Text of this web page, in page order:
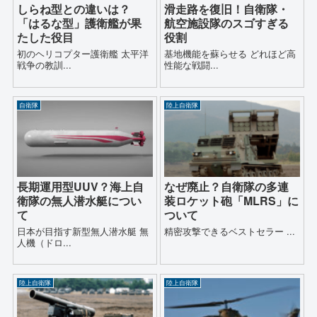
しらね型との違いは？
「はるな型」護衛艦が果
たした役目
初のヘリコプター護衛艦 太平洋
戦争の教訓...
滑走路を復旧！自衛隊・
航空施設隊のスゴすぎる
役割
基地機能を蘇らせる どれほど高
性能な戦闘...
自衛隊
長期運用型UUV？海上自
衛隊の無人潜水艇につい
て
日本が目指す新型無人潜水艇 無
人機（ドロ...
陸上自衛隊
なぜ廃止？自衛隊の多連
装ロケット砲「MLRS」に
ついて
精密攻撃できるベストセラー ...
陸上自衛隊 陸上自衛隊